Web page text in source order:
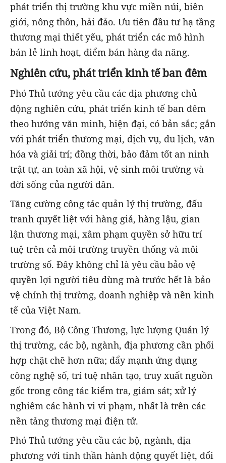
phát triển thị trường khu vực miền núi, biên
giới, nông thôn, hải đảo. Ưu tiên đầu tư hạ tầng
thương mại thiết yếu, phát triển các mô hình
bán lẻ linh hoạt, điểm bán hàng đa năng.
Nghiên cứu, phát triển kinh tế ban đêm
Phó Thủ tướng yêu cầu các địa phương chủ
động nghiên cứu, phát triển kinh tế ban đêm
theo hướng văn minh, hiện đại, có bản sắc; gắn
với phát triển thương mại, dịch vụ, du lịch, văn
hóa và giải trí; đồng thời, bảo đảm tốt an ninh
trật tự, an toàn xã hội, vệ sinh môi trường và
đời sống của người dân.
Tăng cường công tác quản lý thị trường, đấu
tranh quyết liệt với hàng giả, hàng lậu, gian
lận thương mại, xâm phạm quyền sở hữu trí
tuệ trên cả môi trường truyền thống và môi
trường số. Đây không chỉ là yêu cầu bảo vệ
quyền lợi người tiêu dùng mà trước hết là bảo
vệ chính thị trường, doanh nghiệp và nền kinh
tế của Việt Nam.
Trong đó, Bộ Công Thương, lực lượng Quản lý
thị trường, các bộ, ngành, địa phương cần phối
hợp chặt chẽ hơn nữa; đẩy mạnh ứng dụng
công nghệ số, trí tuệ nhân tạo, truy xuất nguồn
gốc trong công tác kiểm tra, giám sát; xử lý
nghiêm các hành vi vi phạm, nhất là trên các
nền tảng thương mại điện tử.
Phó Thủ tướng yêu cầu các bộ, ngành, địa
phương với tinh thần hành động quyết liệt, đổi